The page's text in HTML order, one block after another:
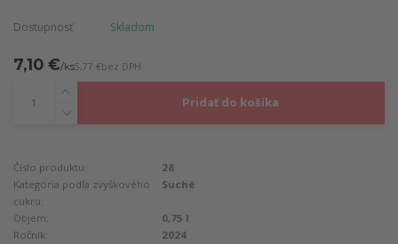
Dostupnosť Skladom
7,10 €/ks5,77 €bez DPH
Pridať do košíka
Číslo produktu:
28
Kategória podľa zvyškového
cukru:
Suché
Objem:
0,75 l
Ročník:
2024